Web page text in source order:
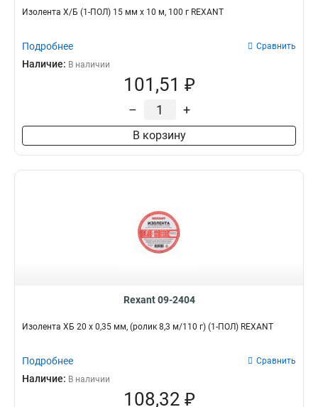
Изолента Х/Б (1-ПОЛ) 15 мм х 10 м, 100 г REXANT
Подробнее Сравнить
Наличие: В наличии
101,51 ₽
– +
В корзину
Rexant 09-2404
Изолента ХБ 20 х 0,35 мм, (ролик 8,3 м/110 г) (1-ПОЛ) REXANT
Подробнее Сравнить
Наличие: В наличии
108,32 ₽